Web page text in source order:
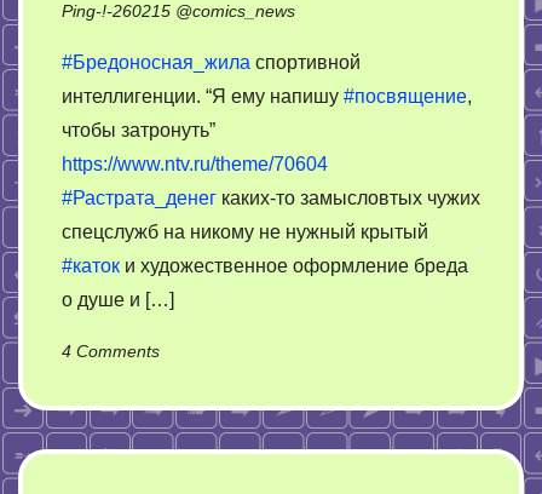
Ping-!-260215 @comics_news
#Бредоносная_жила спортивной
интеллигенции. “Я ему напишу #посвящение,
чтобы затронуть”
https://www.ntv.ru/theme/70604
#Растрата_денег каких-то замысловтых чужих
спецслужб на никому не нужный крытый
#каток и художественное оформление бреда
о душе и […]
4 Commentson
про
её